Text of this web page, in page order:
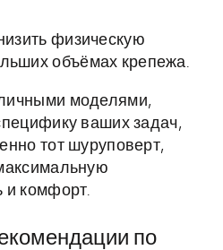
физическую
объёмах крепежа.
моделями,
ваших задач,
тот шуруповерт,
и комфорт.
по